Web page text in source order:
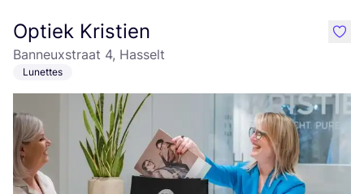
Optiek Kristien
Banneuxstraat 4, Hasselt
Lunettes
like